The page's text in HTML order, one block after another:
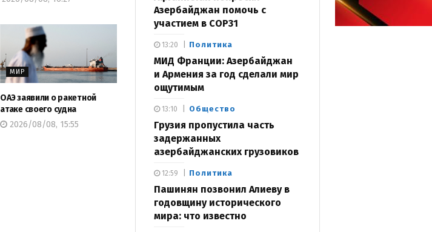
МИР
ОАЭ заявили о ракетной
атаке своего судна
2026/08/08, 15:55
Азербайджан помочь с
участием в COP31
Политика
МИД Франции: Азербайджан
и Армения за год сделали мир
ощутимым
13:20
Общество
Грузия пропустила часть
задержанных
азербайджанских грузовиков
13:10
Политика
Пашинян позвонил Алиеву в
годовщину исторического
мира: что известно
12:59